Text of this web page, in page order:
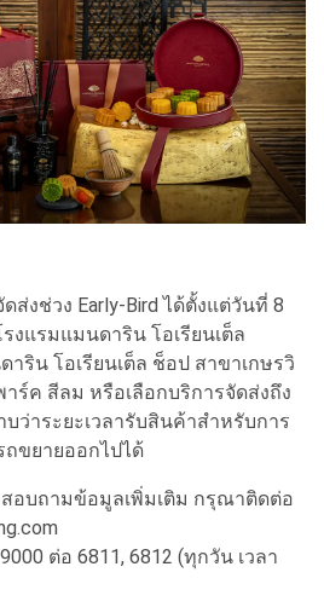
งช่วง Early-Bird ได้ตั้งแต่วันที่ 8
งแรมแมนดาริน โอเรียนเต็ล
าริน โอเรียนเต็ล ช็อป สาขาเกษรวิ
ร์ค สีลม หรือเลือกบริการจัดส่งถึง
ว่าระยะเวลารับสินค้าสำหรับการ
ถขยายออกไปได้
บถามข้อมูลเพิ่มเติม กรุณาติดต่อ
ต่อ 6811, 6812 (ทุกวัน เวลา